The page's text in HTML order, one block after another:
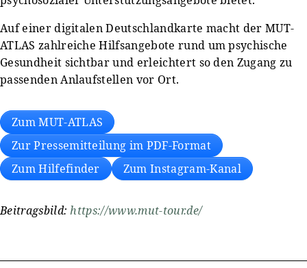
Auf einer digitalen Deutschlandkarte macht der MUT-
ATLAS zahlreiche Hilfsangebote rund um psychische
Gesundheit sichtbar und erleichtert so den Zugang zu
passenden Anlaufstellen vor Ort.
Zum MUT-ATLAS
Zur Pressemitteilung im PDF-Format
Zum Hilfefinder
Zum Instagram-Kanal
Beitragsbild:https://www.mut-tour.de/